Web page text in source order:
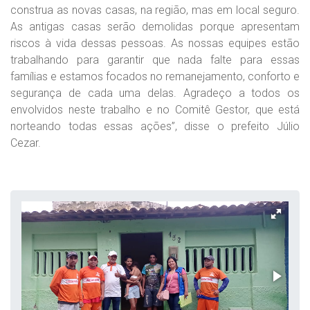
construa as novas casas, na região, mas em local seguro.
As antigas casas serão demolidas porque apresentam
riscos à vida dessas pessoas. As nossas equipes estão
trabalhando para garantir que nada falte para essas
famílias e estamos focados no remanejamento, conforto e
segurança de cada uma delas. Agradeço a todos os
envolvidos neste trabalho e no Comitê Gestor, que está
norteando todas essas ações”, disse o prefeito Júlio
Cezar.